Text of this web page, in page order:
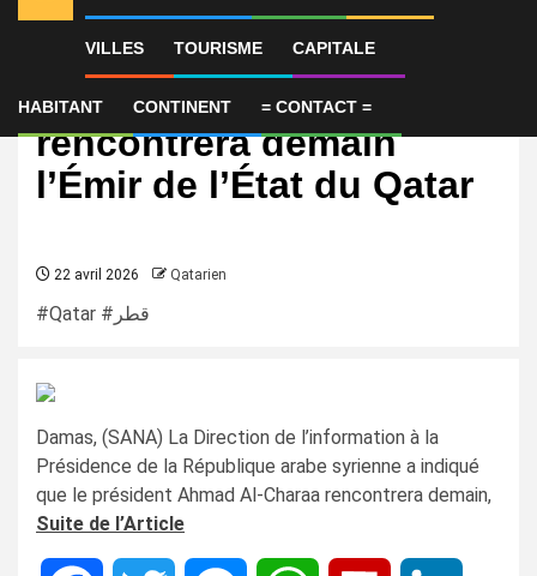
VILLES TOURISME CAPITALE
HABITANT CONTINENT = CONTACT =
International
Le président Al-Charaa
rencontrera demain
l’Émir de l’État du Qatar
22 avril 2026 Qatarien
#Qatar #قطر
Damas, (SANA) La Direction de l’information à la
Présidence de la République arabe syrienne a indiqué
que le président Ahmad Al-Charaa rencontrera demain,
Suite de l’Article